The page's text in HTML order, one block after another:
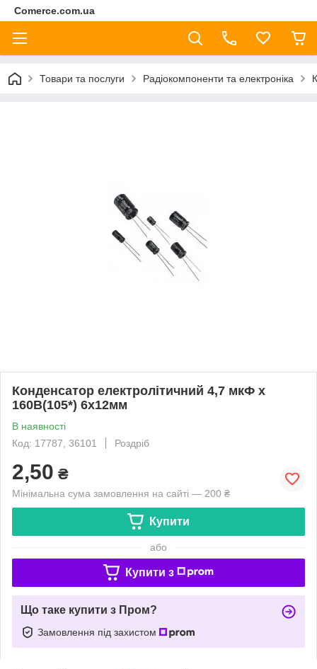
Comerce.com.ua
Товари та послуги Радіокомпоненти та електроніка
Конденсатор електролітичний 4,7 мкФ х
160В(105*) 6х12мм
В наявності
Код: 17787, 36101
Роздріб
2,50 ₴
Мінімальна сума замовлення на сайті — 200 ₴
Купити
або
Купити з
Що таке купити з Пром?
Замовлення під захистом